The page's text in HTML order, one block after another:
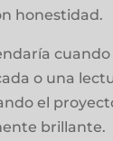
honestidad.
cuando
o una
el
brillante.